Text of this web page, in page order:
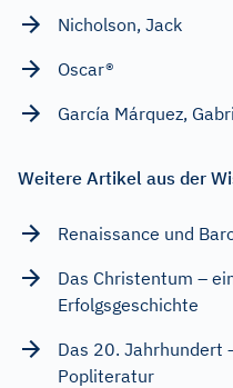
Nicholson, Jack
Oscar®
García Márquez,
Weitere Artikel aus der
Renaissance und
Das Christentum –
Erfolgsgeschichte
Das 20. Jahrhundert
Popliteratur